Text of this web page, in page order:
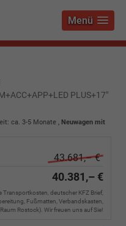
Menü
PLUS+17"
ca. 3-5 Monate , Neuwagen mit
43.681,– €
40.381,– €
deutscher KFZ Brief,
Fußmatten, Verbandskasten,
Rostock). Wir freuen uns auf Sie!